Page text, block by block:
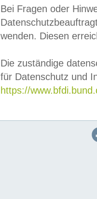
Bei Fragen oder
wenden. Diesen
Die zuständige
für Datenschutz und
https://